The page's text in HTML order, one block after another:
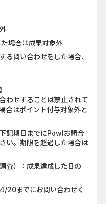
場合は成果対象外
問い合わせをした場合、
わせすることは禁止されて
合はポイント付与対象外と
記期日までにPowlお問合
い。期限を超過した場合は
査）：成果達成した日の
20までにお問い合わせく